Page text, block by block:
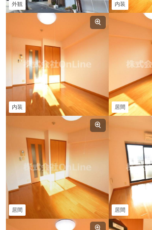
外観 内装
内装 居間
居間 居間